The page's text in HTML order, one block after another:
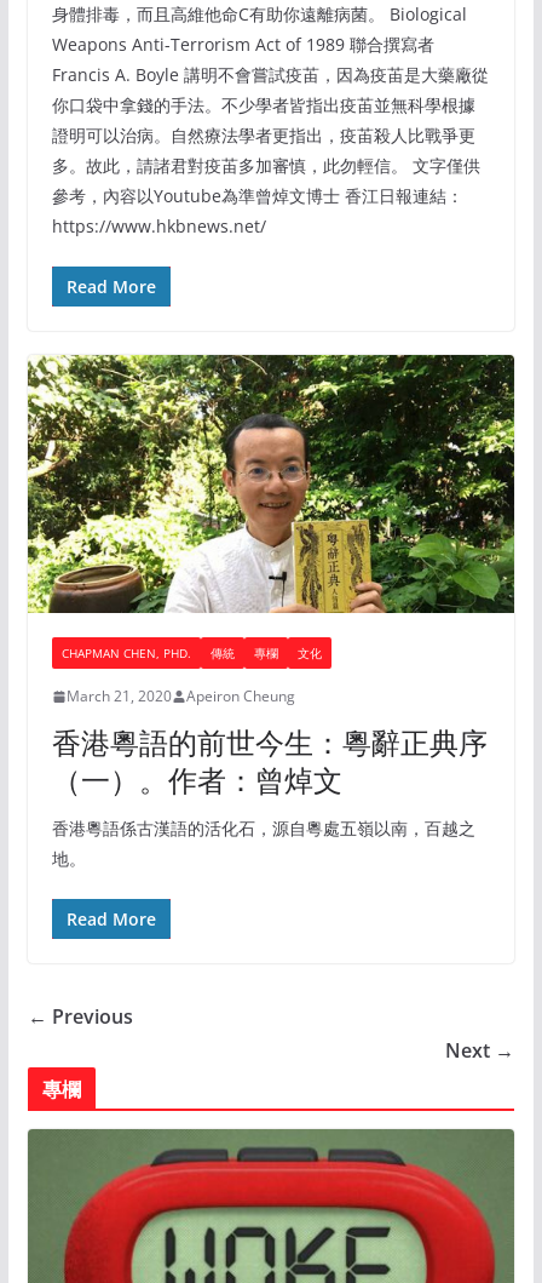
身體排毒，而且高維他命C有助你遠離病菌。 Biological
Weapons Anti-Terrorism Act of 1989 聯合撰寫者
Francis A. Boyle 講明不會嘗試疫苖，因為疫苖是大藥廠從
你口袋中拿錢的手法。不少學者皆指出疫苖並無科學根據
證明可以治病。自然療法學者更指出，疫苖殺人比戰爭更
多。故此，請諸君對疫苖多加審慎，此勿輕信。 文字僅供
參考，內容以Youtube為準曾焯文博士 香江日報連結：
https://www.hkbnews.net/
Read More
CHAPMAN CHEN, PHD. 傳統 專欄 文化
March 21, 2020 Apeiron Cheung
香港粵語的前世今生：粵辭正典序
（一）。作者：曾焯文
香港粵語係古漢語的活化石，源自粵處五嶺以南，百越之
地。
Read More
← Previous
Next →
專欄